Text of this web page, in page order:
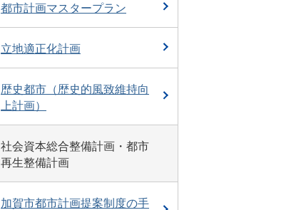
都市計画マスタープラン
立地適正化計画
歴史都市（歴史的風致維持向
上計画）
社会資本総合整備計画・都市
再生整備計画
加賀市都市計画提案制度の手